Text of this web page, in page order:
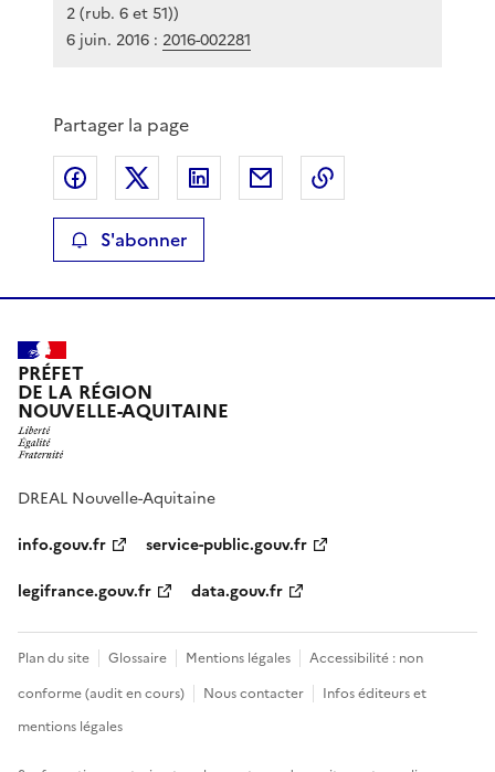
2 (rub. 6 et 51))
6 juin. 2016 : 2016-002281
Partager la page
Partager sur Facebook
Partager sur XPartager sur LinkedIn
Partager par email
S'abonner
PRÉFET
DE LA RÉGION
NOUVELLE-AQUITAINE
DREAL Nouvelle-Aquitaine
info.gouv.fr
service-public.gouv.fr
legifrance.gouv.fr
data.gouv.fr
Plan du site Glossaire Mentions légales
Accessibilité : non
conforme (audit en cours)
Nous contacter
Infos éditeurs et
mentions légales